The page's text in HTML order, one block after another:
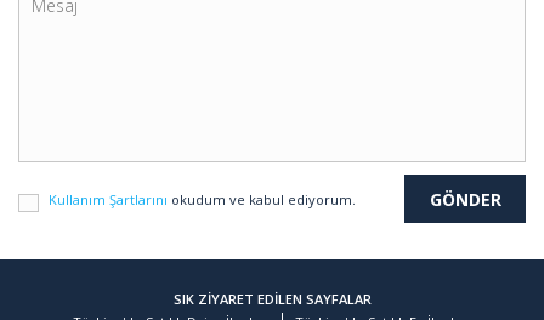
Kullanım Şartlarını okudum ve kabul ediyorum.
SIK ZİYARET EDİLEN SAYFALAR